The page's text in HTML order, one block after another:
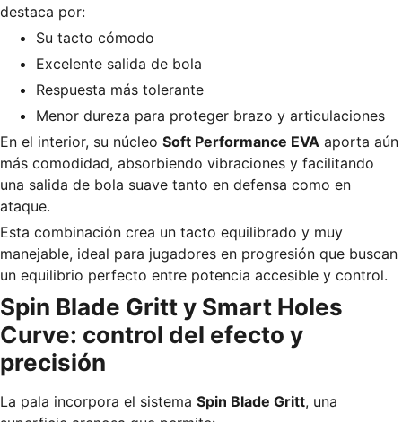
destaca por:
Su tacto cómodo
Excelente salida de bola
Respuesta más tolerante
Menor dureza para proteger brazo y articulaciones
En el interior, su núcleo Soft Performance EVA aporta aún
más comodidad, absorbiendo vibraciones y facilitando
una salida de bola suave tanto en defensa como en
ataque.
Esta combinación crea un tacto equilibrado y muy
manejable, ideal para jugadores en progresión que buscan
un equilibrio perfecto entre potencia accesible y control.
Spin Blade Gritt y Smart Holes
Curve: control del efecto y
precisión
La pala incorpora el sistema Spin Blade Gritt, una